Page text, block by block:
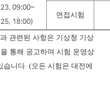
09:00~
18:00)
면접시험
관련된 사항은 기상청 기상
통해 공고하며 시험 운영상
니다. (모든 시험은 대전에